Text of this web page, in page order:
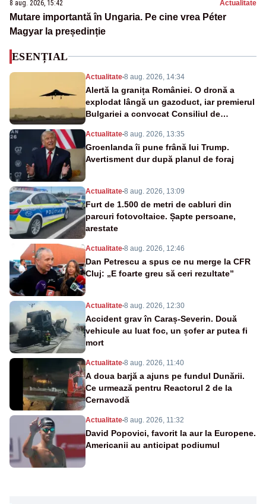
8 aug. 2026, 15:42 Actualitate
Mutare importantă în Ungaria. Pe cine vrea Péter
Magyar la președinție
ESENȚIAL
Actualitate-8 aug. 2026, 14:34
Alertă la granița României. O dronă a
explodat lângă un gazoduct, iar premierul
Bulgariei a convocat Consiliul de
Actualitate-8 aug. 2026, 13:35
Groenlanda îi pune frână lui Trump.
Avertisment dur după planul de foraj
Actualitate-8 aug. 2026, 13:09
Furt de 1.500 de metri de cabluri din
parcuri fotovoltaice. Șapte persoane,
arestate
Actualitate-8 aug. 2026, 12:46
Dan Petrescu a spus ce nu merge la CFR
Cluj: „E foarte greu să ceri rezultate”
Actualitate-8 aug. 2026, 12:30
Accident grav în Caraș-Severin. Două
vehicule au luat foc, un șofer ar putea fi
mort
Actualitate-8 aug. 2026, 11:40
A doua barjă a ajuns pe fundul Dunării.
Ce urmează pentru Reactorul 2 de la
Cernavodă
Actualitate-8 aug. 2026, 11:32
David Popovici, favorit la aur la Europene.
Americanii au anticipat podiumul